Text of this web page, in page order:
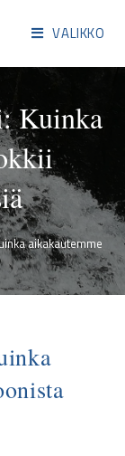
VALIKKO
Kuinka
aikakautemme